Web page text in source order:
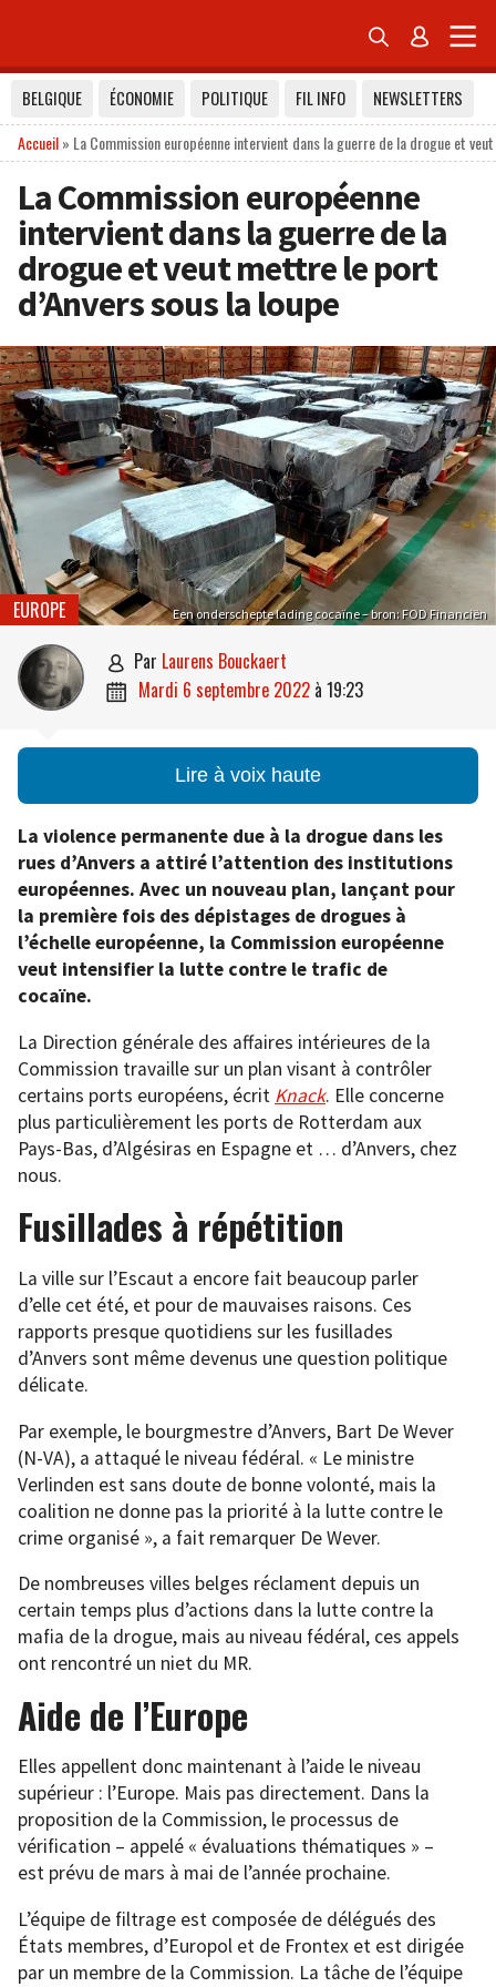
 
BELGIQUE ÉCONOMIE POLITIQUE FIL INFO
NEWSLETTERS
Accueil» La Commission européenne intervient dans la guerre de la drogue et
La Commission européenne
intervient dans la guerre de la
drogue et veut mettre le port
d’Anvers sous la loupe
Een onderschepte lading cocaïne – bron: FOD Financiën
EUROPE
 par Laurens Bouckaert
 mardi 6 septembre 2022 à 19:23
Lire à voix haute
La violence permanente due à la drogue dans les
rues d’Anvers a attiré l’attention des institutions
européennes. Avec un nouveau plan, lançant pour
la première fois des dépistages de drogues à
l’échelle européenne, la Commission européenne
veut intensifier la lutte contre le trafic de
cocaïne.
La Direction générale des affaires intérieures de la
Commission travaille sur un plan visant à contrôler
certains ports européens, écrit Knack. Elle concerne
plus particulièrement les ports de Rotterdam aux
Pays-Bas, d’Algésiras en Espagne et … d’Anvers, chez
nous.
Fusillades à répétition
La ville sur l’Escaut a encore fait beaucoup parler
d’elle cet été, et pour de mauvaises raisons. Ces
rapports presque quotidiens sur les fusillades
d’Anvers sont même devenus une question politique
délicate.
Par exemple, le bourgmestre d’Anvers, Bart De Wever
(N-VA), a attaqué le niveau fédéral. « Le ministre
Verlinden est sans doute de bonne volonté, mais la
coalition ne donne pas la priorité à la lutte contre le
crime organisé », a fait remarquer De Wever.
De nombreuses villes belges réclament depuis un
certain temps plus d’actions dans la lutte contre la
mafia de la drogue, mais au niveau fédéral, ces appels
ont rencontré un niet du MR.
Aide de l’Europe
Elles appellent donc maintenant à l’aide le niveau
supérieur : l’Europe. Mais pas directement. Dans la
proposition de la Commission, le processus de
vérification – appelé « évaluations thématiques » –
est prévu de mars à mai de l’année prochaine.
L’équipe de filtrage est composée de délégués des
États membres, d’Europol et de Frontex et est dirigée
par un membre de la Commission. La tâche de l’équipe